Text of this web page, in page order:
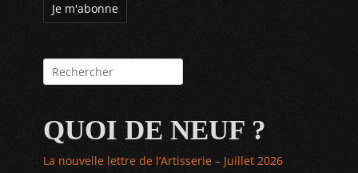
Rechercher :
QUOI DE NEUF ?
La nouvelle lettre de l’Artisserie – Juillet 2026